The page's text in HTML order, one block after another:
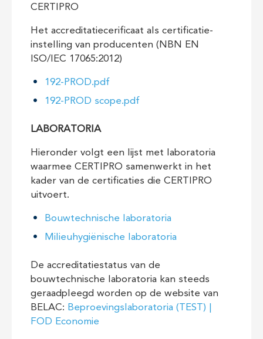
CERTIPRO
Het accreditatiecerificaat als certificatie-
instelling van producenten (NBN EN
ISO/IEC 17065:2012)
192-PROD.pdf
192-PROD scope.pdf
LABORATORIA
Hieronder volgt een lijst met laboratoria
waarmee CERTIPRO samenwerkt in het
kader van de certificaties die CERTIPRO
uitvoert.
Bouwtechnische laboratoria
Milieuhygiënische laboratoria
De accreditatiestatus van de
bouwtechnische laboratoria kan steeds
geraadpleegd worden op de website van
BELAC: Beproevingslaboratoria (TEST) |
FOD Economie